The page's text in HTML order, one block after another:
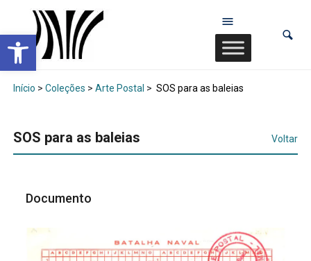
Abrir a barra de ferramentas
Início > Coleções > Arte Postal > SOS para as baleias
SOS para as baleias Voltar
Documento